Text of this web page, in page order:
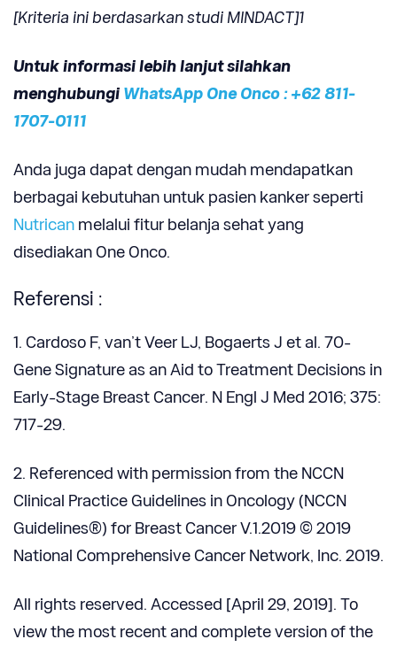
[Kriteria ini berdasarkan studi MINDACT]1
Untuk informasi lebih lanjut silahkan
menghubungi WhatsApp One Onco : +62 811-
1707-0111
Anda juga dapat dengan mudah mendapatkan
berbagai kebutuhan untuk pasien kanker seperti
Nutrican melalui fitur belanja sehat yang
disediakan One Onco.
Referensi :
1. Cardoso F, van’t Veer LJ, Bogaerts J et al. 70-
Gene Signature as an Aid to Treatment Decisions in
Early-Stage Breast Cancer. N Engl J Med 2016; 375:
717-29.
2. Referenced with permission from the NCCN
Clinical Practice Guidelines in Oncology (NCCN
Guidelines®) for Breast Cancer V.1.2019 © 2019
National Comprehensive Cancer Network, Inc. 2019.
All rights reserved. Accessed [April 29, 2019]. To
view the most recent and complete version of the